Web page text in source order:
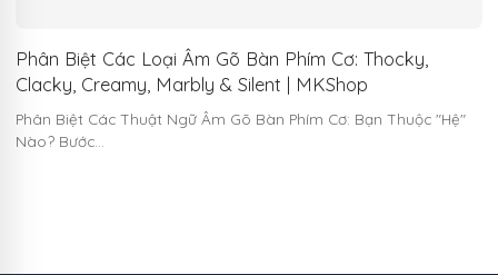
Phân Biệt Các Loại Âm Gõ Bàn Phím Cơ: Thocky,
Clacky, Creamy, Marbly & Silent | MKShop
Phân Biệt Các Thuật Ngữ Âm Gõ Bàn Phím Cơ: Bạn Thuộc "Hệ"
Nào? Bước…